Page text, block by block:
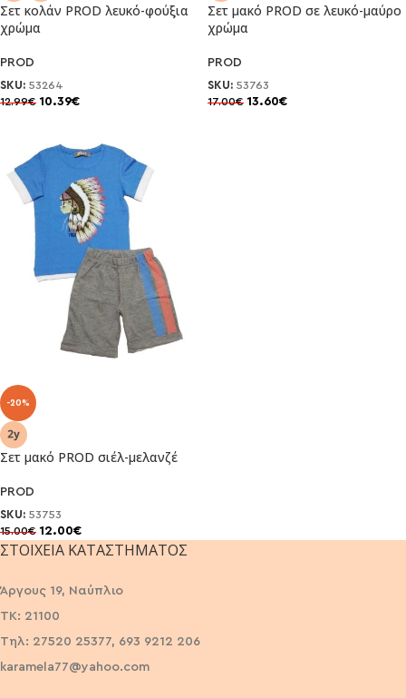
Σετ κολάν PROD λευκό-φούξια
χρώμα
PROD
SKU: 53264
12.99€ 10.39€
Σετ μακό PROD σε λευκό-μαύρο
χρώμα
PROD
SKU: 53763
17.00€ 13.60€
-20%
Σετ μακό PROD σιέλ-μελανζέ
PROD
SKU: 53753
15.00€ 12.00€
ΣΤΟΙΧΕΊΑ ΚΑΤΑΣΤΉΜΑΤΟΣ
Άργους 19, Ναύπλιο
ΤΚ: 21100
Τηλ: 27520 25377, 693 9212 206
karamela77@yahoo.com